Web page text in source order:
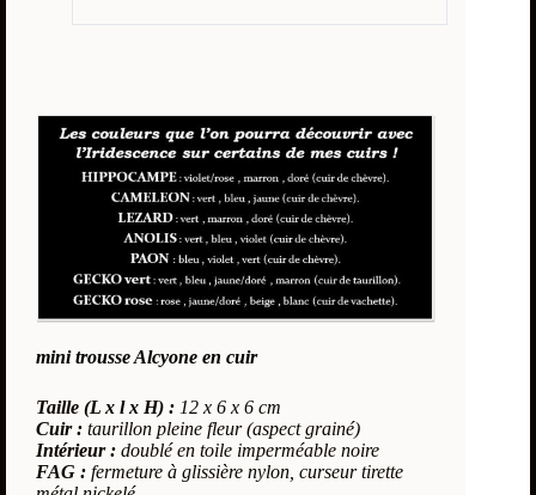
mini trousse Alcyone en cuir
Taille (L x l x H) : 12 x 6 x 6 cm
Cuir : taurillon pleine fleur (aspect grainé)
Intérieur : doublé en toile imperméable noire
FAG : fermeture à glissière nylon, curseur tirette